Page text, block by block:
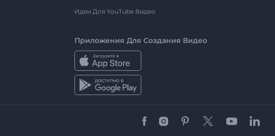
Идеи Для YouTube Видео
Приложения Для Создания Видео